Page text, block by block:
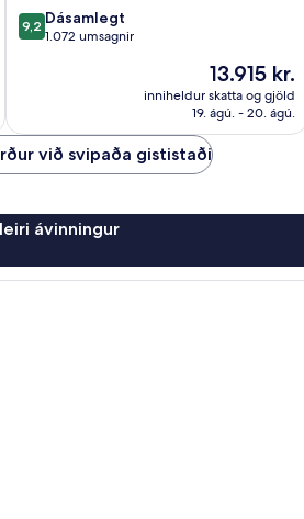
9.2
af
9,2 Dásamlegt
1.072 umsagnir
Verðið
er
13.915 kr.
13.915 kr.
inniheldur skatta og gjöld
19. ágú. - 20. ágú.
við svipaða gististaði
ávinningur